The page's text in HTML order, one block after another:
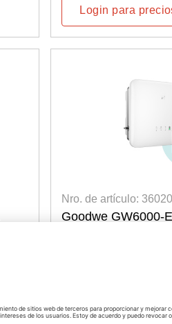
Login para
Nro. de artículo:
Goodwe GW6000-